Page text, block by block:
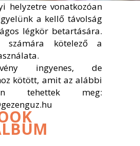
helyzetre vonatkozóan
a kellő távolság
légkör betartására.
számára kötelező a
ingyenes, de
kötött, amit az alábbi
tehettek meg: